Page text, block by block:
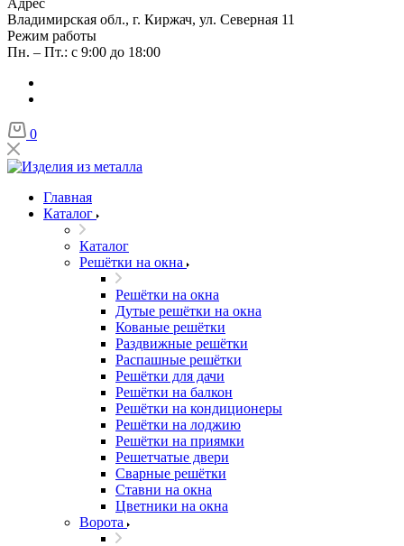
Адрес
Владимирская обл., г. Киржач, ул. Северная 11
Режим работы
Пн. – Пт.: с 9:00 до 18:00
0
Главная
Каталог
Каталог
Решётки на окна
Решётки на окна
Дутые решётки на окна
Кованые решётки
Раздвижные решётки
Распашные решётки
Решётки для дачи
Решётки на балкон
Решётки на кондиционеры
Решётки на лоджию
Решётки на приямки
Решетчатые двери
Сварные решётки
Ставни на окна
Цветники на окна
Ворота